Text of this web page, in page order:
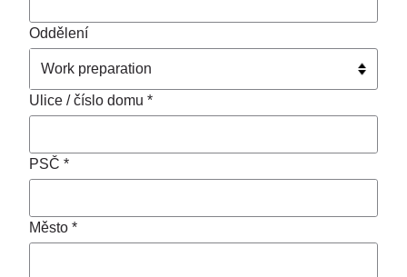
Oddělení
Ulice / číslo domu *
PSČ *
Město *